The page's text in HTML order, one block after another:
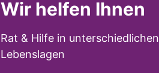
Wir helfen Ihnen
Rat & Hilfe in unterschiedlichen
Lebenslagen